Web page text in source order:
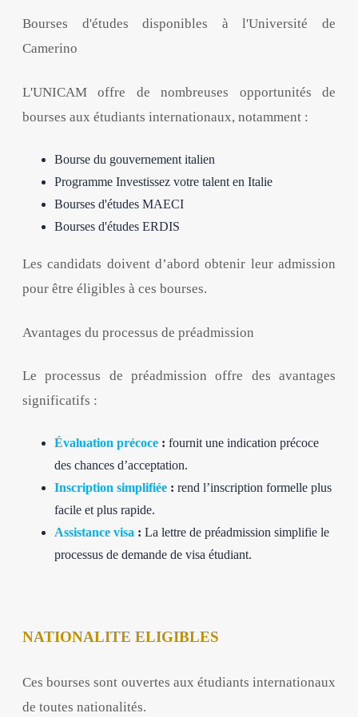
Bourses d'études disponibles à l'Université de
Camerino
L'UNICAM offre de nombreuses opportunités de
bourses aux étudiants internationaux, notamment :
Bourse du gouvernement italien
Programme Investissez votre talent en Italie
Bourses d'études MAECI
Bourses d'études ERDIS
Les candidats doivent d’abord obtenir leur admission
pour être éligibles à ces bourses.
Avantages du processus de préadmission
Le processus de préadmission offre des avantages
significatifs :
Évaluation précoce : fournit une indication précoce
des chances d’acceptation.
Inscription simplifiée : rend l’inscription formelle plus
facile et plus rapide.
Assistance visa : La lettre de préadmission simplifie le
processus de demande de visa étudiant.
NATIONALITE ELIGIBLES
Ces bourses sont ouvertes aux étudiants internationaux
de toutes nationalités.